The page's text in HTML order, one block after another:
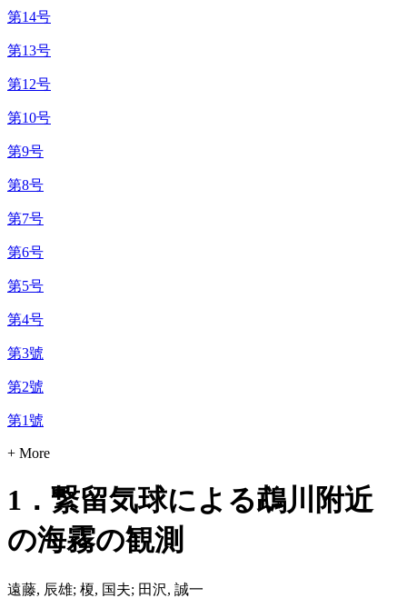
第14号
第13号
第12号
第10号
第9号
第8号
第7号
第6号
第5号
第4号
第3號
第2號
第1號
+ More
1．繋留気球による鵡川附近
の海霧の観測
遠藤, 辰雄; 榎, 国夫; 田沢, 誠一